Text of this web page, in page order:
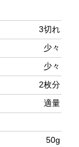
2枚分
適量